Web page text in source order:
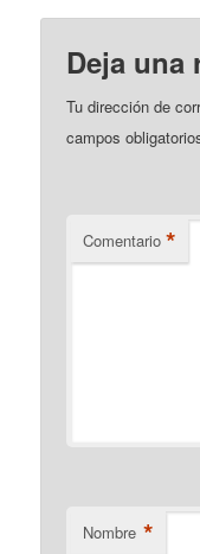
Deja una
Tu dirección de
campos
Comentario *
Nombre *